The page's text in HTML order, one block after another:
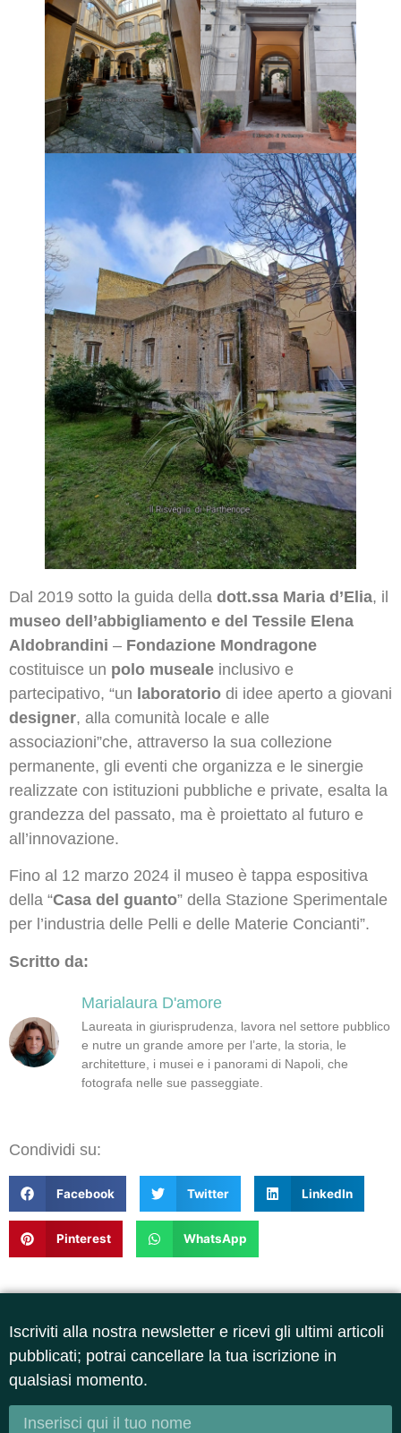
Dal 2019 sotto la guida della dott.ssa Maria d’Elia, il
museo dell’abbigliamento e del Tessile Elena
Aldobrandini – Fondazione Mondragone
costituisce un polo museale inclusivo e
partecipativo, “un laboratorio di idee aperto a giovani
designer, alla comunità locale e alle
associazioni”che, attraverso la sua collezione
permanente, gli eventi che organizza e le sinergie
realizzate con istituzioni pubbliche e private, esalta la
grandezza del passato, ma è proiettato al futuro e
all’innovazione.
Fino al 12 marzo 2024 il museo è tappa espositiva
della “Casa del guanto” della Stazione Sperimentale
per l’industria delle Pelli e delle Materie Concianti”.
Scritto da:
Marialaura D'amore
Laureata in giurisprudenza, lavora nel settore pubblico
e nutre un grande amore per l’arte, la storia, le
architetture, i musei e i panorami di Napoli, che
fotografa nelle sue passeggiate.
Condividi su:
Facebook Twitter LinkedIn
Pinterest WhatsApp
Iscriviti alla nostra newsletter e ricevi gli ultimi articoli
pubblicati; potrai cancellare la tua iscrizione in
qualsiasi momento.